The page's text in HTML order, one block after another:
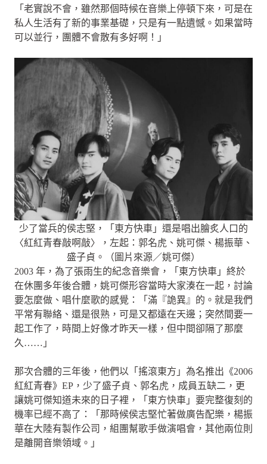
「老實說不會，雖然那個時候在音樂上停頓下來，可是在
私人生活有了新的事業基礎，只是有一點遺憾。如果當時
可以並行，團體不會散有多好啊！」
少了當兵的侯志堅，「東方快車」還是唱出膾炙人口的
〈紅紅青春敲啊敲〉，左起：郭名虎、姚可傑、楊振華、
盛子貞。（圖片來源／姚可傑）
2003 年，為了張雨生的紀念音樂會，「東方快車」終於
在休團多年後合體，姚可傑形容當時大家湊在一起，討論
要怎麼做、唱什麼歌的感覺：「滿『詭異』的。就是我們
平常有聯絡、還是很熟，可是又都遠在天邊；突然間要一
起工作了，時間上好像才昨天一樣，但中間卻隔了那麼
久……」
那次合體的三年後，他們以「搖滾東方」為名推出《2006
紅紅青春》EP，少了盛子貞、郭名虎，成員五缺二，更
讓姚可傑知道未來的日子裡，「東方快車」要完整復刻的
機率已經不高了：「那時候侯志堅忙著做廣告配樂，楊振
華在大陸有製作公司，組團幫歌手做演唱會，其他兩位則
是離開音樂領域。」